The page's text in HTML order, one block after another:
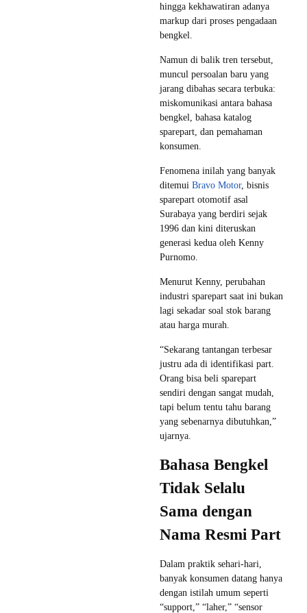
hingga kekhawatiran adanya
markup dari proses pengadaan
bengkel.
Namun di balik tren tersebut,
muncul persoalan baru yang
jarang dibahas secara terbuka:
miskomunikasi antara bahasa
bengkel, bahasa katalog
sparepart, dan pemahaman
konsumen.
Fenomena inilah yang banyak
ditemui Bravo Motor, bisnis
sparepart otomotif asal
Surabaya yang berdiri sejak
1996 dan kini diteruskan
generasi kedua oleh Kenny
Purnomo.
Menurut Kenny, perubahan
industri sparepart saat ini bukan
lagi sekadar soal stok barang
atau harga murah.
“Sekarang tantangan terbesar
justru ada di identifikasi part.
Orang bisa beli sparepart
sendiri dengan sangat mudah,
tapi belum tentu tahu barang
yang sebenarnya dibutuhkan,”
ujarnya.
Bahasa Bengkel
Tidak Selalu
Sama dengan
Nama Resmi Part
Dalam praktik sehari-hari,
banyak konsumen datang hanya
dengan istilah umum seperti
“support,” “laher,” “sensor